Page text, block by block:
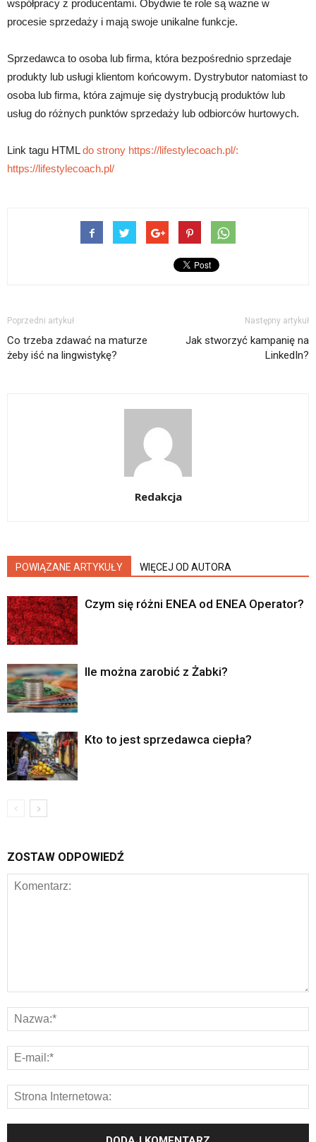
współpracy z producentami. Obydwie te role są ważne w
procesie sprzedaży i mają swoje unikalne funkcje.
Sprzedawca to osoba lub firma, która bezpośrednio sprzedaje
produkty lub usługi klientom końcowym. Dystrybutor natomiast to
osoba lub firma, która zajmuje się dystrybucją produktów lub
usług do różnych punktów sprzedaży lub odbiorców hurtowych.
Link tagu HTMLdo strony https://lifestylecoach.pl/:
https://lifestylecoach.pl/
Poprzedni artykuł
Co trzeba zdawać na maturze
żeby iść na lingwistykę?
Następny artykuł
Jak stworzyć kampanię na
LinkedIn?
Redakcja
POWIĄZANE ARTYKUŁY WIĘCEJ OD AUTORA
Czym się różni ENEA od ENEA Operator?
Ile można zarobić z Żabki?
Kto to jest sprzedawca ciepła?
ZOSTAW ODPOWIEDŹ